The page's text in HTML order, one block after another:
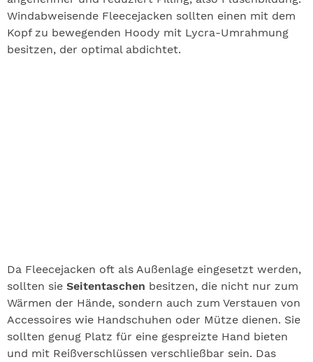
Windabweisende Fleecejacken sollten einen mit dem
Kopf zu bewegenden Hoody mit Lycra-Umrahmung
besitzen, der optimal abdichtet.
Da Fleecejacken oft als Außenlage eingesetzt werden,
sollten sie Seitentaschen besitzen, die nicht nur zum
Wärmen der Hände, sondern auch zum Verstauen von
Accessoires wie Handschuhen oder Mütze dienen. Sie
sollten genug Platz für eine gespreizte Hand bieten
und mit Reißverschlüssen verschließbar sein. Das